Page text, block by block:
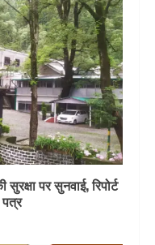
सुरक्षा पर सुनवाई, रिपोर्ट
पत्र